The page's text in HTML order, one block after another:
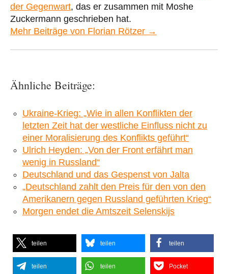
der Gegenwart, das er zusammen mit Moshe
Zuckermann geschrieben hat.
Mehr Beiträge von Florian Rötzer →
Ähnliche Beiträge:
Ukraine-Krieg: „Wie in allen Konflikten der
letzten Zeit hat der westliche Einfluss nicht zu
einer Moralisierung des Konflikts geführt“
Ulrich Heyden: „Von der Front erfährt man
wenig in Russland“
Deutschland und das Gespenst von Jalta
„Deutschland zahlt den Preis für den von den
Amerikanern gegen Russland geführten Krieg“
Morgen endet die Amtszeit Selenskijs
teilen teilen teilen
teilen teilen Pocket